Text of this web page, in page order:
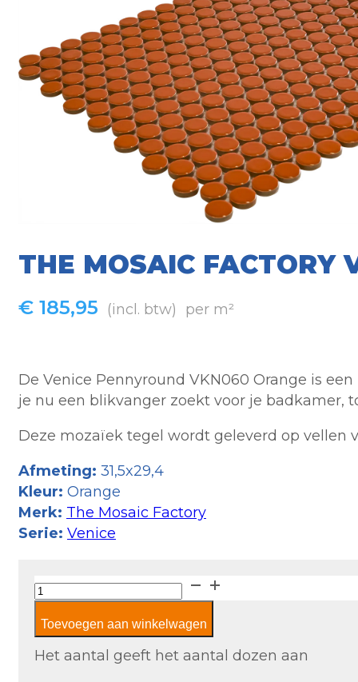
THE MOSAIC FACTORY
€ 185,95 (incl. btw) per m²
De Venice Pennyround VKN060 Orange is
je nu een blikvanger zoekt voor je badkamer,
Deze mozaïek tegel wordt geleverd op vellen
Afmeting: 31,5x29,4
Kleur: Orange
Merk: The Mosaic Factory
Serie: Venice
The
Mosaic
Factory
Venice
Pennyround
Toevoegen aan winkelwagen
Het aantal geeft het aantal dozen aan